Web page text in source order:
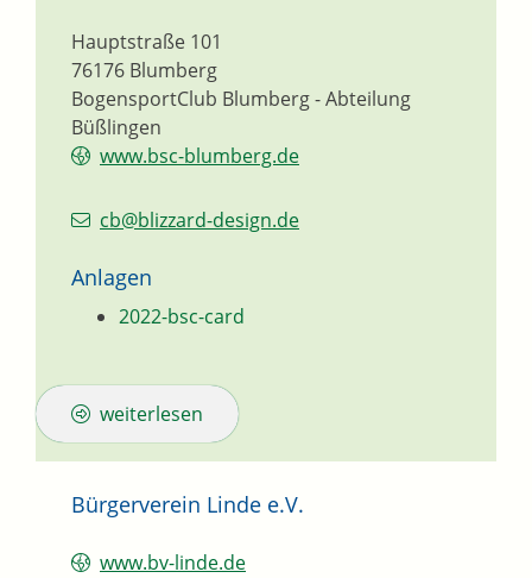
BogensportClub Blumberg - Abteilung
Büßlingen
Hauptstraße 101
76176 Blumberg
www.bsc-blumberg.de
cb@blizzard-design.de
Anlagen
2022-bsc-card
weiterlesen
Bürgerverein Linde e.V.
www.bv-linde.de